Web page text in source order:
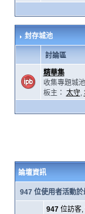
封存城池
討論區
精華集
收集專題城
板主： 太守,
論壇資訊
947 位使用者活動於
947位訪客,